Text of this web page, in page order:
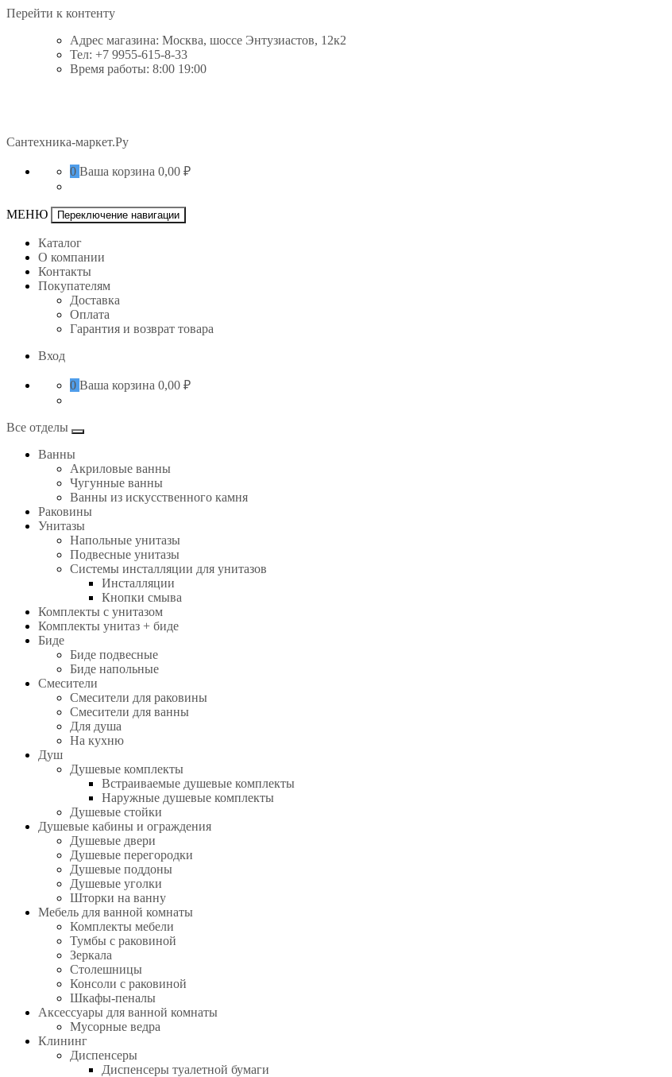
Перейти к контенту
Адрес магазина: Москва, шоссе Энтузиастов, 12к2
Тел: +7 9955-615-8-33
Время работы: 8:00 19:00
Сантехника-маркет.Ру
0 Ваша корзина 0,00 ₽
МЕНЮ Переключение навигации
Каталог
О компании
Контакты
Покупателям
Доставка
Оплата
Гарантия и возврат товара
Вход
0 Ваша корзина 0,00 ₽
Все отделы
Ванны
Акриловые ванны
Чугунные ванны
Ванны из искусственного камня
Раковины
Унитазы
Напольные унитазы
Подвесные унитазы
Системы инсталляции для унитазов
Инсталляции
Кнопки смыва
Комплекты с унитазом
Комплекты унитаз + биде
Биде
Биде подвесные
Биде напольные
Смесители
Смесители для раковины
Смесители для ванны
Для душа
На кухню
Душ
Душевые комплекты
Встраиваемые душевые комплекты
Наружные душевые комплекты
Душевые стойки
Душевые кабины и ограждения
Душевые двери
Душевые перегородки
Душевые поддоны
Душевые уголки
Шторки на ванну
Мебель для ванной комнаты
Комплекты мебели
Тумбы с раковиной
Зеркала
Столешницы
Консоли с раковиной
Шкафы-пеналы
Аксессуары для ванной комнаты
Мусорные ведра
Клининг
Диспенсеры
Диспенсеры туалетной бумаги